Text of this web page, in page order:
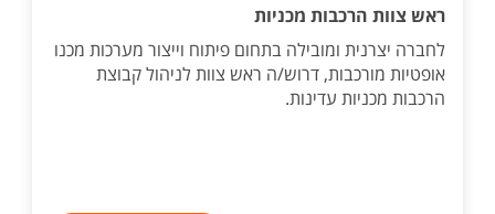
ראש צוות הרכבות מכניות
לחברה יצרנית ומובילה בתחום פיתוח וייצור מערכות מכנו
אופטיות מורכבות, דרוש/ה ראש צוות לניהול קבוצת
הרכבות מכניות עדינות.